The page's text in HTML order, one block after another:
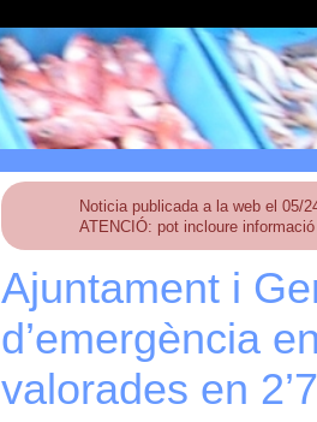
Noticia publicada a la web el 05/
ATENCIÓ: pot incloure
Ajuntament i
d’emergència
valorades en